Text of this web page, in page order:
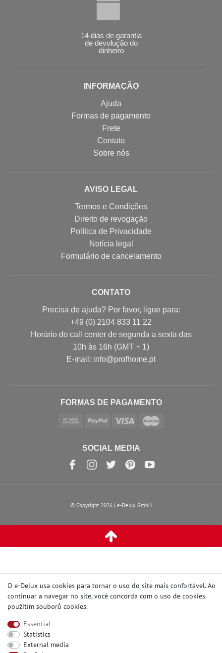
14 dias de garantia
de devolução do
dinheiro
INFORMAÇÃO
Ajuda
Formas de pagamento
Frete
Contato
Sobre nós
AVISO LEGAL
Termos e Condições
Direito de revogação
Política de Privacidade
Notícia legal
Formulário de cancelamento
CONTATO
Precisa de ajuda? Por favor, ligue para:
+49 (0) 2104 833 11 22
Horário do call center de segunda a sexta das
10h às 16h (GMT + 1)
E-mail: info@profhome.pt
FORMAS DE PAGAMENTO
SOCIAL MEDIA
© Copyright 2026 | e-Delux GmbH
O e-Delux usa cookies para tornar o uso do site mais confortável. Ao
continuar a navegar no site, você concorda com o uso de cookies.
použitím souborů cookies.
Essential
Statistics
External media